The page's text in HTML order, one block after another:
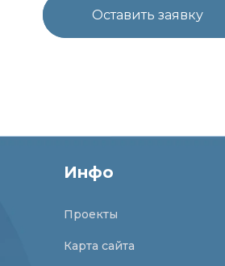
Оставить заявку
Инфо
Проекты
Карта сайта